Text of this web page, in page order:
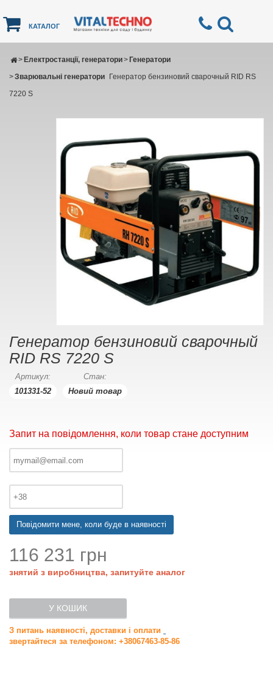
КАТАЛОГ
Електростанції, генератори
> Генератори
>
Зварювальні генератори
>
Генератор бензиновий сварочный RID RS
7220 S
Генератор бензиновий сварочный
RID RS 7220 S
Артикул:
101331-52
Стан:
Новий товар
Запит на повідомлення, коли товар стане доступним
Повідомити мене, коли буде в наявності
116 231 грн
знятий з виробництва, запитуйте аналог
У КОШИК
З питань наявності, доставки і оплати
звертайтеся за телефоном: +38067463-85-86